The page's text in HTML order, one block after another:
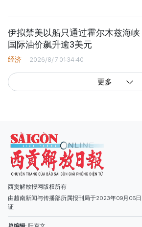
伊拟禁美以船只通过霍尔木兹海峡
国际油价飙升逾3美元
经济 2026/8/7 01:34:40
更多